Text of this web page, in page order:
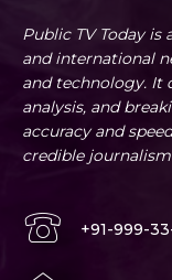
Public TV Today
and international
and technology. It
analysis, and
accuracy and
credible
+91-999-